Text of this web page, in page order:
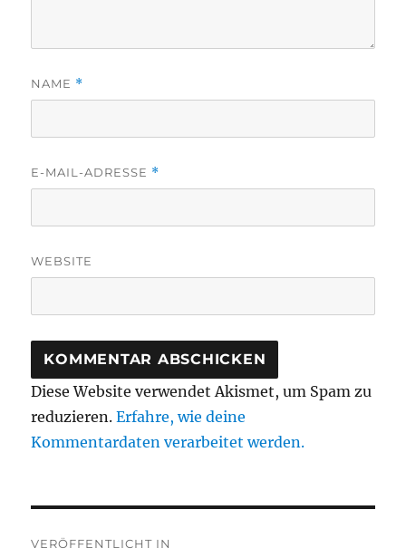
NAME *
E-MAIL-ADRESSE *
WEBSITE
Diese Website verwendet Akismet, um Spam zu
reduzieren.Erfahre, wie deine
Kommentardaten verarbeitet werden.
VERÖFFENTLICHT IN